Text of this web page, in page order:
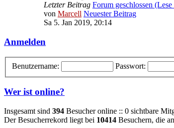
Letzter Beitrag Forum geschlossen
von Marcell Neuester Beitrag
Sa 5. Jan 2019, 20:14
Anmelden
Benutzername: Passwort:
Wer ist online?
Insgesamt sind 394 Besucher online :: 0 sichtbare
Der Besucherrekord liegt bei 10414 Besuchern, die